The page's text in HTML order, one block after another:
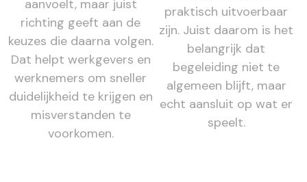
aanvoelt, maar juist
richting geeft aan de
keuzes die daarna volgen.
Dat helpt werkgevers en
werknemers om sneller
duidelijkheid te krijgen en
misverstanden te
voorkomen.
praktisch uitvoerbaar
zijn. Juist daarom is het
belangrijk dat
begeleiding niet te
algemeen blijft, maar
echt aansluit op wat er
speelt.